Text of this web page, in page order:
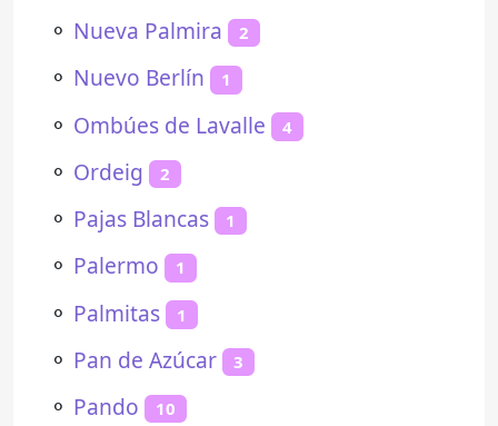
⚬ Nueva Palmira 2
⚬ Nuevo Berlín 1
⚬ Ombúes de Lavalle 4
⚬ Ordeig 2
⚬ Pajas Blancas 1
⚬ Palermo 1
⚬ Palmitas 1
⚬ Pan de Azúcar 3
⚬ Pando 10